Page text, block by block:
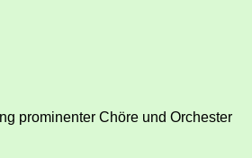
prominenter Chöre und Orchester